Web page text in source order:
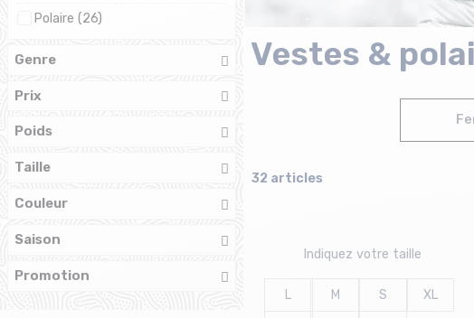
Polaire (26)
Genre
Prix
Poids
Taille
Couleur
Saison
Promotion
Vestes &
32 articles
Indiquez votre taille
L M S XL